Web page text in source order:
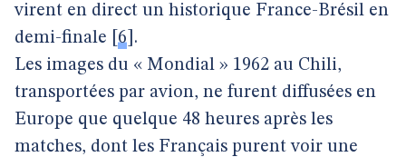
virent en direct un historique France-Brésil en
demi-finale
6 .
Les images du « Mondial » 1962 au Chili,
transportées par avion, ne furent diffusées en
Europe que quelque 48 heures après les
matches, dont les Français purent voir une